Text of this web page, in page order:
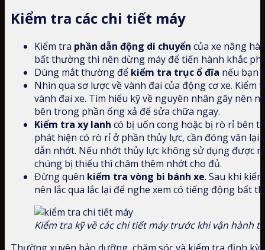
Kiểm tra các chi tiết máy
Kiểm tra phần dẫn động di chuyển của xe nâng
bất thường thì nên dừng máy để tiến hành khắc
Dùng mắt thường để kiểm tra trục ổ đĩa nếu bạn
Nhìn qua sơ lược về vành đai của động cơ xe.
vành đai xe. Tìm hiểu kỹ về nguyên nhân gây nên
bên trong phần ống xả để sửa chữa ngay.
Kiểm tra xy lanh có bị uốn cong hoặc bị rò rỉ bên
phát hiện có rò rỉ ở phần thủy lực, cần đóng văn
dẫn nhớt. Nếu nhớt thủy lực không sử dụng được
chúng bị thiếu thì châm thêm nhớt cho đủ.
Đừng quên kiểm tra vòng bi bánh xe. Sau khi
nên lắc qua lắc lại để nghe xem có tiếng động bất
Kiểm tra kỹ về các chi tiết máy trước khi vận hành
Thường xuyên bảo dưỡng, chăm sóc và kiểm tra định kỳ